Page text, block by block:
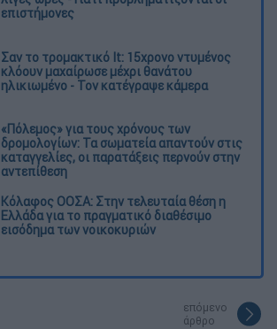
επιστήμονες
Σαν το τρομακτικό It: 15χρονο ντυμένος
κλόουν μαχαίρωσε μέχρι θανάτου
ηλικιωμένο - Τον κατέγραψε κάμερα
«Πόλεμος» για τους χρόνους των
δρομολογίων: Τα σωματεία απαντούν στις
καταγγελίες, οι παρατάξεις περνούν στην
αντεπίθεση
Κόλαφος ΟΟΣΑ: Στην τελευταία θέση η
Ελλάδα για το πραγματικό διαθέσιμο
εισόδημα των νοικοκυριών
επόμενο
άρθρο